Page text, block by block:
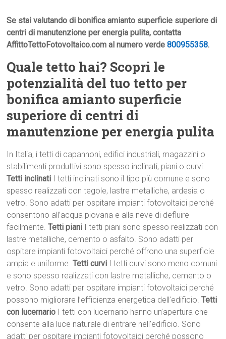
Se stai valutando di bonifica amianto superficie superiore di
centri di manutenzione per energia pulita, contatta
AffittoTettoFotovoltaico.com al numero verde800955358.
Quale tetto hai? Scopri le
potenzialità del tuo tetto per
bonifica amianto superficie
superiore di centri di
manutenzione per energia pulita
In Italia, i tetti di capannoni, edifici industriali, magazzini o
stabilimenti produttivi sono spesso inclinati, piani o curvi.
Tetti inclinati I tetti inclinati sono il tipo più comune e sono
spesso realizzati con tegole, lastre metalliche, ardesia o
vetro. Sono adatti per ospitare impianti fotovoltaici perché
consentono all’acqua piovana e alla neve di defluire
facilmente.Tetti piani I tetti piani sono spesso realizzati con
lastre metalliche, cemento o asfalto. Sono adatti per
ospitare impianti fotovoltaici perché offrono una superficie
ampia e uniforme.Tetti curvi I tetti curvi sono meno comuni
e sono spesso realizzati con lastre metalliche, cemento o
vetro. Sono adatti per ospitare impianti fotovoltaici perché
possono migliorare l’efficienza energetica dell’edificio.Tetti
con lucernario I tetti con lucernario hanno un’apertura che
consente alla luce naturale di entrare nell’edificio. Sono
adatti per ospitare impianti fotovoltaici perché possono